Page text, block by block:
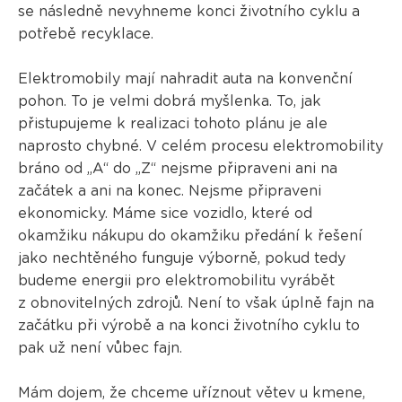
se následně nevyhneme konci životního cyklu a
potřebě recyklace.
Elektromobily mají nahradit auta na konvenční
pohon. To je velmi dobrá myšlenka. To, jak
přistupujeme k realizaci tohoto plánu je ale
naprosto chybné. V celém procesu elektromobility
bráno od „A“ do „Z“ nejsme připraveni ani na
začátek a ani na konec. Nejsme připraveni
ekonomicky. Máme sice vozidlo, které od
okamžiku nákupu do okamžiku předání k řešení
jako nechtěného funguje výborně, pokud tedy
budeme energii pro elektromobilitu vyrábět
z obnovitelných zdrojů. Není to však úplně fajn na
začátku při výrobě a na konci životního cyklu to
pak už není vůbec fajn.
Mám dojem, že chceme uříznout větev u kmene,